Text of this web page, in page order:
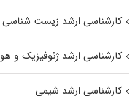
کارشناسی ارشد زیست‌ شناسی
کارشناسی ارشد ژئوفیزیک و
کارشناسی ارشد شیمی